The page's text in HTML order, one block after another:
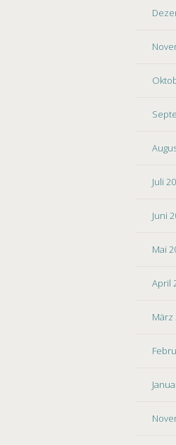
Juli
Juni
Mai
April
März